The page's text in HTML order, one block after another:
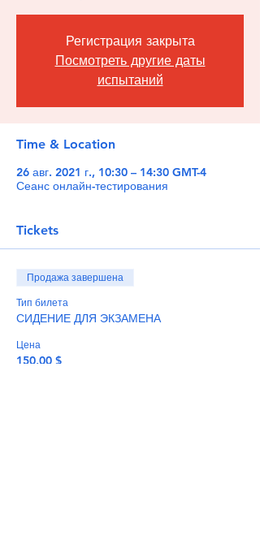
Регистрация закрыта
Посмотреть другие даты
испытаний
Time & Location
26 авг. 2021 г., 10:30 – 14:30 GMT-4
Сеанс онлайн-тестирования
Tickets
Продажа завершена
Тип билета
СИДЕНИЕ ДЛЯ ЭКЗАМЕНА
Цена
150,00 $